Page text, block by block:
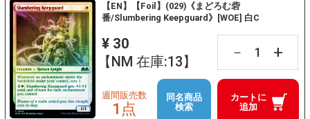
【EN】【Foil】(029)《まどろむ砦
番/Slumbering Keepguard》[WOE] 白C
¥ 30
【NM 在庫:13】
－ +
カートに
追加
週間販売数
1点
同名商品
検索